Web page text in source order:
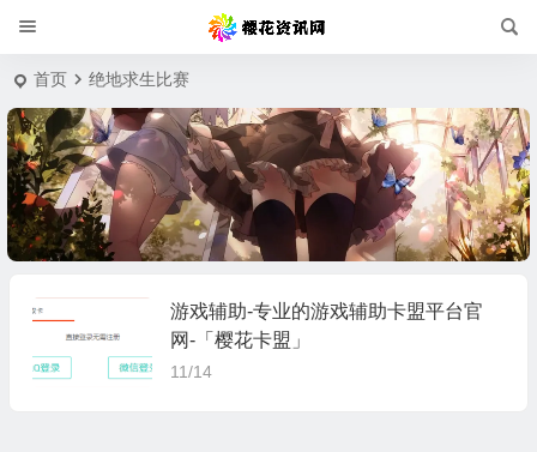
首页 绝地求生比赛
游戏辅助-专业的游戏辅助卡盟平台官
网-「樱花卡盟」
11/14